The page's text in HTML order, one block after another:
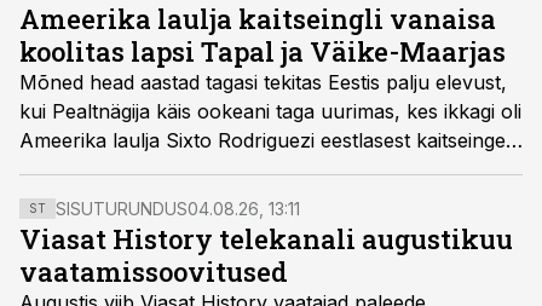
Ameerika laulja kaitseingli vanaisa
koolitas lapsi Tapal ja Väike-Maarjas
Mõned head aastad tagasi tekitas Eestis palju elevust,
kui Pealtnägija käis ookeani taga uurimas, kes ikkagi oli
Ameerika laulja Sixto Rodriguezi eestlasest kaitseingel,
kellest ta laulis.
ST SISUTURUNDUS04.08.26, 13:11
Viasat History telekanali augustikuu
vaatamissoovitused